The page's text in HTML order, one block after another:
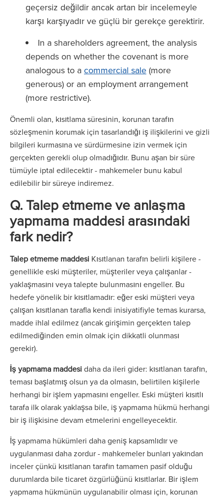
geçersiz değildir ancak artan bir incelemeyle
karşı karşıyadır ve güçlü bir gerekçe gerektirir.
In a shareholders agreement, the analysis
depends on whether the covenant is more
analogous to a commercial sale (more
generous) or an employment arrangement
(more restrictive).
Önemli olan, kısıtlama süresinin, korunan tarafın
sözleşmenin korumak için tasarlandığı iş ilişkilerini ve gizli
bilgileri kurmasına ve sürdürmesine izin vermek için
gerçekten gerekli olup olmadığıdır. Bunu aşan bir süre
tümüyle iptal edilecektir - mahkemeler bunu kabul
edilebilir bir süreye indiremez.
Q. Talep etmeme ve anlaşma
yapmama maddesi arasındaki
fark nedir?
Talep etmeme maddesi Kısıtlanan tarafın belirli kişilere -
genellikle eski müşteriler, müşteriler veya çalışanlar -
yaklaşmasını veya talepte bulunmasını engeller. Bu
hedefe yönelik bir kısıtlamadır: eğer eski müşteri veya
çalışan kısıtlanan tarafla kendi inisiyatifiyle temas kurarsa,
madde ihlal edilmez (ancak girişimin gerçekten talep
edilmediğinden emin olmak için dikkatli olunması
gerekir).
İş yapmama maddesi daha da ileri gider: kısıtlanan tarafın,
teması başlatmış olsun ya da olmasın, belirtilen kişilerle
herhangi bir işlem yapmasını engeller. Eski müşteri kısıtlı
tarafa ilk olarak yaklaşsa bile, iş yapmama hükmü herhangi
bir iş ilişkisine devam etmelerini engelleyecektir.
İş yapmama hükümleri daha geniş kapsamlıdır ve
uygulanması daha zordur - mahkemeler bunları yakından
inceler çünkü kısıtlanan tarafın tamamen pasif olduğu
durumlarda bile ticaret özgürlüğünü kısıtlarlar. Bir işlem
yapmama hükmünün uygulanabilir olması için, korunan